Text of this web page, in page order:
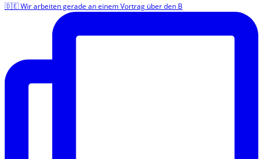
🇩🇪 Wir arbeiten gerade an einem Vortrag über den B